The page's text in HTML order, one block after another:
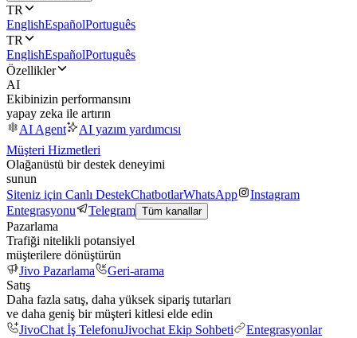
TR
EnglishEspañolPortuguês
TR
EnglishEspañolPortuguês
Özellikler
AI
Ekibinizin performansını
yapay zeka ile artırın
AI Agent
AI yazım yardımcısı
Müşteri Hizmetleri
Olağanüstü bir destek deneyimi
sunun
Siteniz için Canlı DestekChatbotlarWhatsApp
Instagram
Entegrasyonu
Telegram Tüm kanallar
Pazarlama
Trafiği nitelikli potansiyel
müşterilere dönüştürün
Jivo Pazarlama
Geri-arama
Satış
Daha fazla satış, daha yüksek sipariş tutarları
ve daha geniş bir müşteri kitlesi elde edin
JivoChat İş TelefonuJivochat Ekip Sohbeti
Entegrasyonlar